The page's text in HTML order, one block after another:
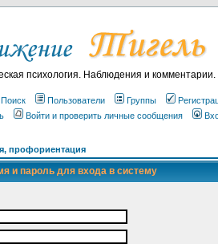
психология. Наблюдения и комментарии.
Поиск Пользователи Группы
Войти и проверить личные сообщения
профориентация
и пароль для входа в систему